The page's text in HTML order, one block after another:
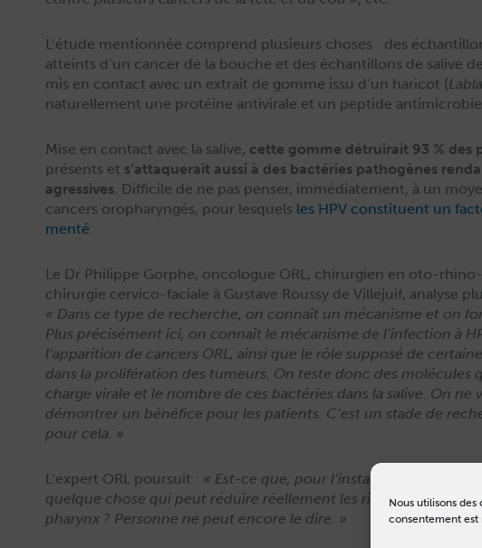
Nous utilisons
consentement est
L’étude men­tion­née com­prend plusieurs choses : des
atteints d’un can­cer de la bouche et des échan­til­lons de salive
mis en con­tact avec un extrait de gomme issu d’un hari­cot (
naturelle­ment une pro­téine antivi­rale et un pep­tide
Mise en con­tact avec la salive, cette gomme détru­irait 93 % des
présents et s’attaquerait aus­si à des bac­téries pathogènes
agres­sives. Dif­fi­cile de ne pas penser, immé­di­ate­ment, à un
can­cers oropharyn­gés, pour lesquels les HPV con­stituent un
men­té.
Le Dr Philippe Gor­phe, onco­logue ORL, chirurgien en oto-
chirurgie cer­vi­co-faciale à Gus­tave Roussy de Ville­juif, analyse
« Dans ce type de recherche, on con­naît un mécan­isme et on
Plus pré­cisé­ment ici, on con­naît le mécan­isme de l’in­fec­tion à
l’apparition de can­cers ORL, ain­si que le rôle sup­posé de
dans la pro­liféra­tion des tumeurs. On teste donc des molécules
charge virale et le nom­bre de ces bac­téries dans la salive. On ne
démon­tr­er un béné­fice pour les patients. C’est un stade de
pour cela. »
L’expert ORL pour­suit : « Est-ce que, pour l’in­stant, il faut y voir
quelque chose qui peut réduire réelle­ment les risques de
phar­ynx ? Per­son­ne ne peut encore le dire. »